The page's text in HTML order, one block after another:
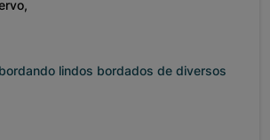
bordando lindos bordados de diversos